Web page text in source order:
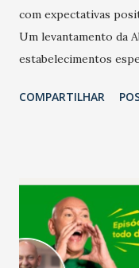
com expectativas
Um levantamento da
estabelecimentos
relação ao último
confraternizações de
Salário para um
país tem a menor
Ainda segundo a
COMPARTILHAR